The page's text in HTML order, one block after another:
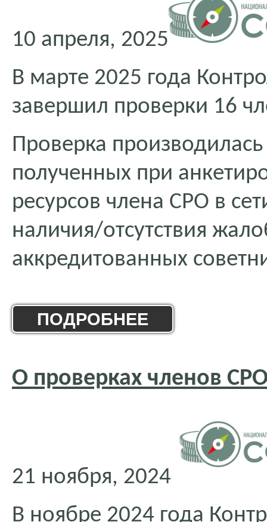
10 апреля, 2025
В марте 2025 года
завершил проверки 16
Проверка
полученных при
ресурсов члена СРО в
наличия/отсутствия
аккредитованных
ПОДРОБНЕЕ
О проверках членов
21 ноября, 2024
В ноябре 2024 года